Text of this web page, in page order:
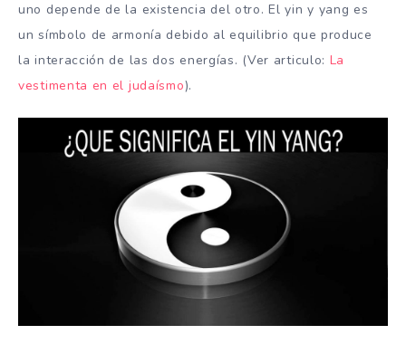
uno depende de la existencia del otro. El yin y yang es
un símbolo de armonía debido al equilibrio que produce
la interacción de las dos energías. (Ver articulo: La
vestimenta en el judaísmo).